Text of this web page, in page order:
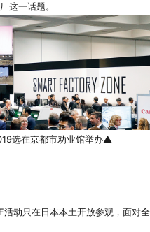
这一话题。
选在京都市劝业馆举办▲
动只在日本本土开放参观，面对全